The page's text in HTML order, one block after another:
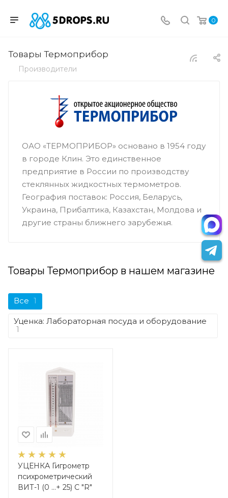
0
Товары Термоприбор
Производители
ОАО «ТЕРМОПРИБОР» основано в 1954 году
в городе Клин. Это единственное
предприятие в России по производству
стеклянных жидкостных термометров.
География поставок: Россия, Беларусь,
Украина, Прибалтика, Казахстан, Молдова и
другие страны ближнего зарубежья.
Товары Термоприбор в нашем магазине
Все 1
Уценка: Лабораторная посуда и оборудование
1
УЦЕНКА Гигрометр
психрометрический
ВИТ-1 (0 …+ 25) C "R"